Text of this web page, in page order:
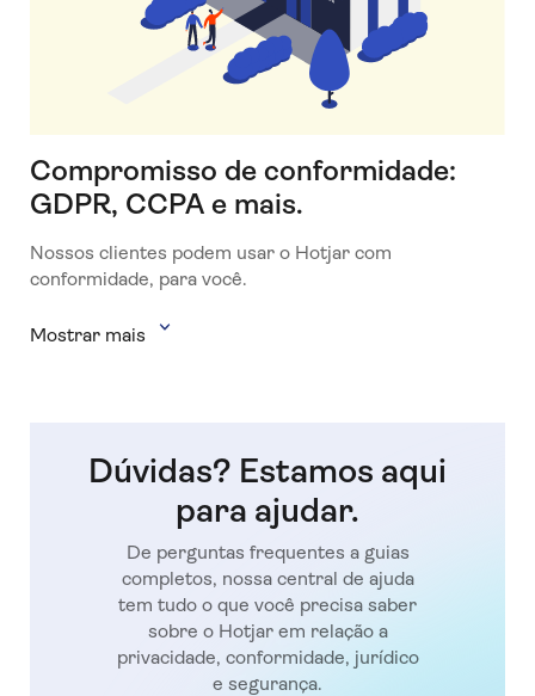
Compromisso de conformidade:
GDPR, CCPA e mais.
Nossos clientes podem usar o Hotjar com
conformidade, para você.
Mostrar mais
Dúvidas? Estamos aqui
para ajudar.
De perguntas frequentes a guias
completos, nossa central de ajuda
tem tudo o que você precisa saber
sobre o Hotjar em relação a
privacidade, conformidade, jurídico
e segurança.